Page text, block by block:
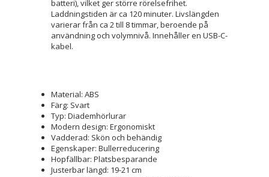
batteri), vilket ger större rörelsefrihet.
Laddningstiden är ca 120 minuter. Livslängden
varierar från ca 2 till 8 timmar, beroende på
användning och volymnivå. Innehåller en USB-C-
kabel.
Material: ABS
Färg: Svart
Typ: Diademhörlurar
Modern design: Ergonomiskt
Vadderad: Skön och behändig
Egenskaper: Bullerreducering
Hopfällbar: Platsbesparande
Justerbar längd: 19-21 cm